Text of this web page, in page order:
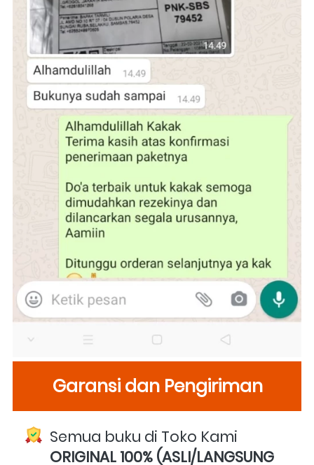
Garansi dan Pengiriman
ORIGINAL 100% (ASLI/LANGSUNG